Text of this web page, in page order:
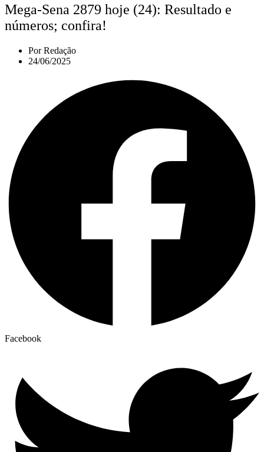
Mega-Sena 2879 hoje (24): Resultado e
números; confira!
PorRedação
24/06/2025
Facebook